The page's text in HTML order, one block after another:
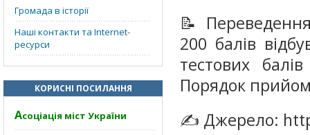
Громада в історії
Наші контакти та Internet-
ресурси
КОРИСНІ ПОСИЛАННЯ
Асоціація міст України
📝
200 балів
тестових
Порядок
✍️ Джерело: